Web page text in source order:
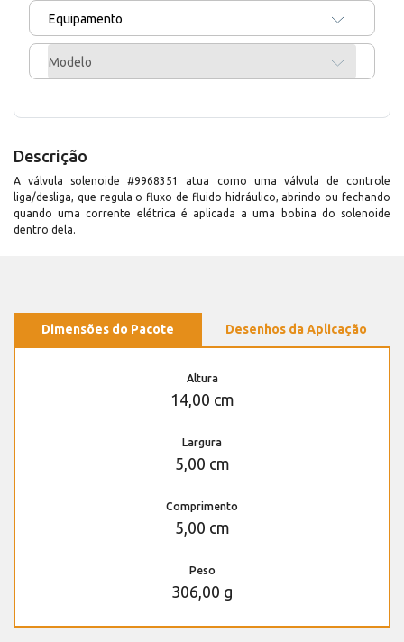
Equipamento
Modelo
Descrição
A válvula solenoide #9968351 atua como uma válvula de controle
liga/desliga, que regula o fluxo de fluido hidráulico, abrindo ou fechando
quando uma corrente elétrica é aplicada a uma bobina do solenoide
dentro dela.
Dimensões do Pacote Desenhos da Aplicação
Altura
14,00 cm
Largura
5,00 cm
Comprimento
5,00 cm
Peso
306,00 g